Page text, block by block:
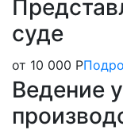
суде
от 10 000 Р
Ведение